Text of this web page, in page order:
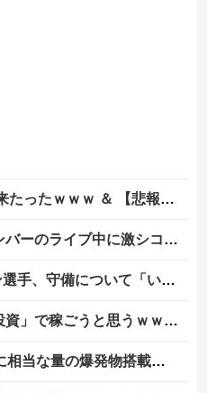
悲報】近所の謎の台湾料理屋、遂に値上げ
激シコ女さんが乱入してしまうｗｗｗｗｗ
転されてしまう。そういう意味から自分にとっては、打撃よりも守備の方が大事」
稼ごうと思うｗｗｗｗｗ他
ーマニア国境付近で爆発「おいウクライナ軍がよく使う機種だぞ」